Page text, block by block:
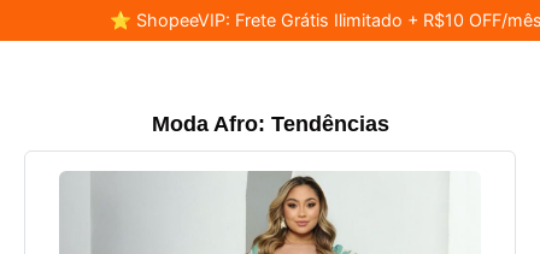
⭐ ShopeeVIP: Frete Grátis Ilimitado + R$10 OFF/
Moda Afro: Tendências